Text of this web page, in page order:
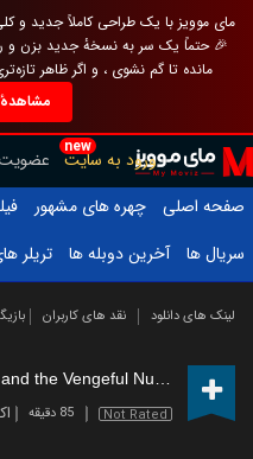
مای موویز با یک طراحی کاملاً جدید و
🎉 حتماً یک سر به نسخهٔ جدید بزن و
مانده تا گم نشوی ، و اگر ظاهر
new
ورود به سایت
صفحه اصلی
چهره های مشهور
سریال ها
آخرین دوبله ها تریلر
لینک های دانلود نقد های کاربران
Not Rated 85 دقیقه